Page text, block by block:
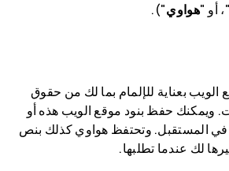
"، أو "هواوي").
الويب بعناية للإلمام بما لك من حقوق
ويمكنك حفظ بنود موقع الويب هذه أو
في المستقبل. وتحتفظ هواوي كذلك بنص
لك عندما تطلبها.